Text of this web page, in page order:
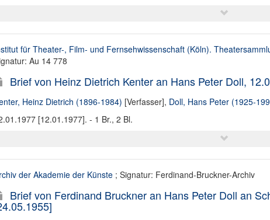
für Theater-, Film- und Fernsehwissenschaft (Köln).
Au 14 778
Brief von Heinz Dietrich Kenter an Hans Peter Doll,
Heinz Dietrich (1896-1984) [Verfasser], Doll, Hans Peter (1925-
[12.01.1977]. - 1 Br., 2 Bl.
der Akademie der Künste; Signatur: Ferdinand-Bruckner-Archiv
Brief von Ferdinand Bruckner an Hans Peter Doll an